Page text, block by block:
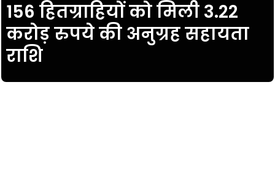
156 हितग्राहियों को मिली 3.22
करोड़ रुपये की अनुग्रह सहायता
राशि